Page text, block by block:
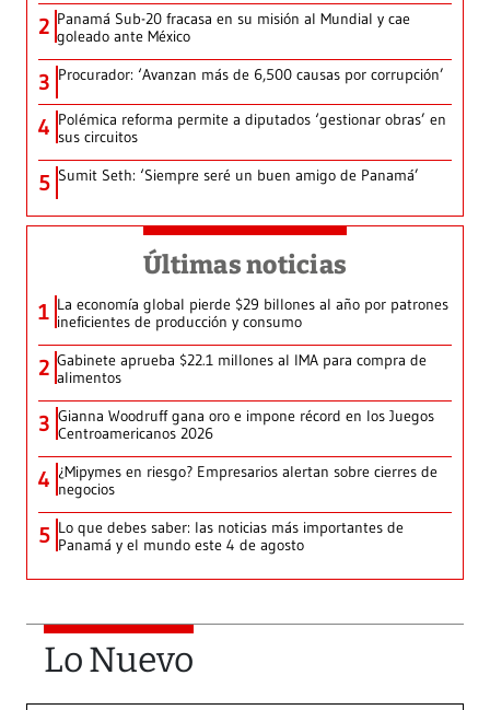
2 Panamá Sub-20 fracasa en su misión al Mundial y cae
goleado ante México
3 Procurador: ‘Avanzan más de 6,500 causas por corrupción’
4 Polémica reforma permite a diputados ‘gestionar obras’ en
sus circuitos
5 Sumit Seth: ‘Siempre seré un buen amigo de Panamá’
Últimas noticias
1 La economía global pierde $29 billones al año por patrones
ineficientes de producción y consumo
2 Gabinete aprueba $22.1 millones al IMA para compra de
alimentos
3 Gianna Woodruff gana oro e impone récord en los Juegos
Centroamericanos 2026
4 ¿Mipymes en riesgo? Empresarios alertan sobre cierres de
negocios
5 Lo que debes saber: las noticias más importantes de
Panamá y el mundo este 4 de agosto
Lo Nuevo